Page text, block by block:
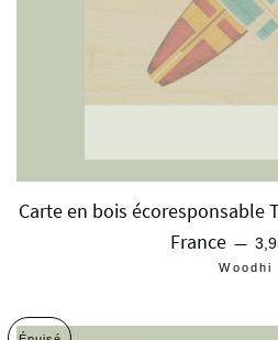
Carte en bois écoresponsable
France —
Woodhi